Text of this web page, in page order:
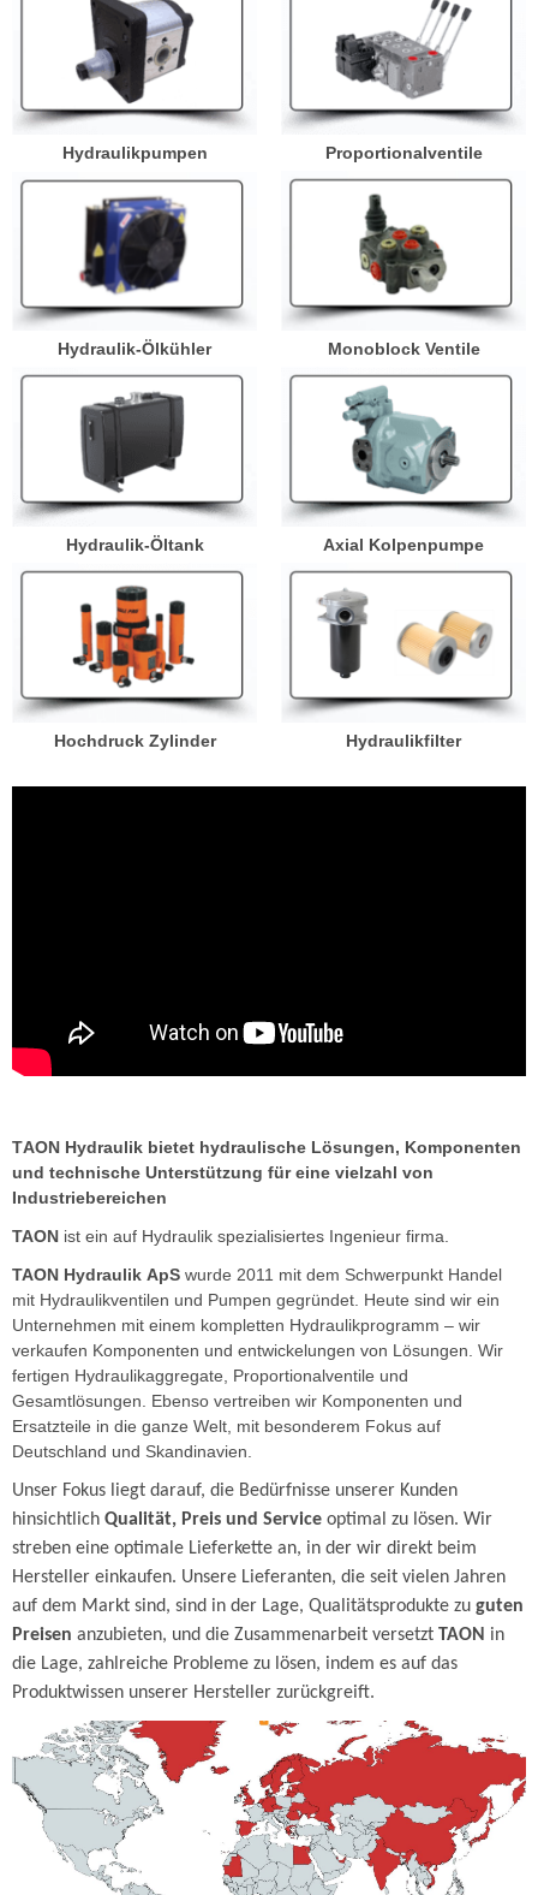
Hydraulikpumpen Proportionalventile
Hydraulik-Ölkühler Monoblock Ventile
Hydraulik-Öltank Axial Kolpenpumpe
Hochdruck Zylinder Hydraulikfilter
TAON Hydraulik bietet hydraulische Lösungen, Komponenten
und technische Unterstützung für eine vielzahl von
Industriebereichen
TAON ist ein auf Hydraulik spezialisiertes Ingenieur firma.
TAON Hydraulik ApS wurde 2011 mit dem Schwerpunkt Handel
mit Hydraulikventilen und Pumpen gegründet. Heute sind wir ein
Unternehmen mit einem kompletten Hydraulikprogramm – wir
verkaufen Komponenten und entwickelungen von Lösungen. Wir
fertigen Hydraulikaggregate, Proportionalventile und
Gesamtlösungen. Ebenso vertreiben wir Komponenten und
Ersatzteile in die ganze Welt, mit besonderem Fokus auf
Deutschland und Skandinavien.
Unser Fokus liegt darauf, die Bedürfnisse unserer Kunden
hinsichtlich Qualität, Preis und Service optimal zu lösen. Wir
streben eine optimale Lieferkette an, in der wir direkt beim
Hersteller einkaufen. Unsere Lieferanten, die seit vielen Jahren
auf dem Markt sind, sind in der Lage, Qualitätsprodukte zu guten
Preisen anzubieten, und die Zusammenarbeit versetzt TAON in
die Lage, zahlreiche Probleme zu lösen, indem es auf das
Produktwissen unserer Hersteller zurückgreift.